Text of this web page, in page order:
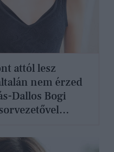
attól lesz
nem érzed
Dallos Bogi